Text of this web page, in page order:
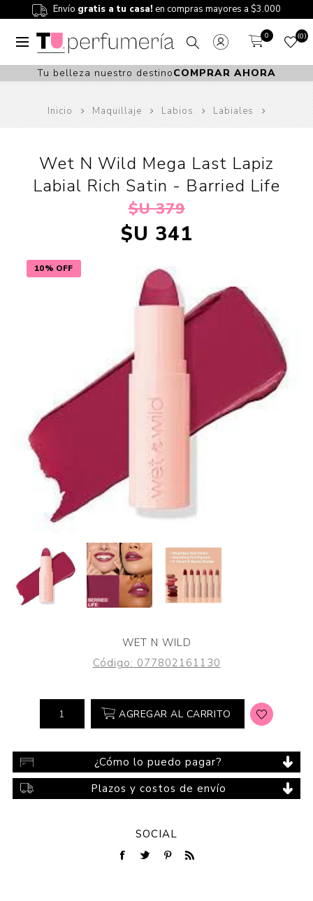
Envío gratis a tu casa! en compras mayores a $3.000
0 0
Tu belleza nuestro destinoCOMPRAR AHORA
Inicio Maquillaje Labios Labiales
10% OFF
Wet N Wild Mega Last Lapiz
Labial Rich Satin - Barried Life
$U 379
$U 341
WET N WILD
Código: 077802161130
AGREGAR AL CARRITO
¿Cómo lo puedo pagar?
Plazos y costos de envío
SOCIAL